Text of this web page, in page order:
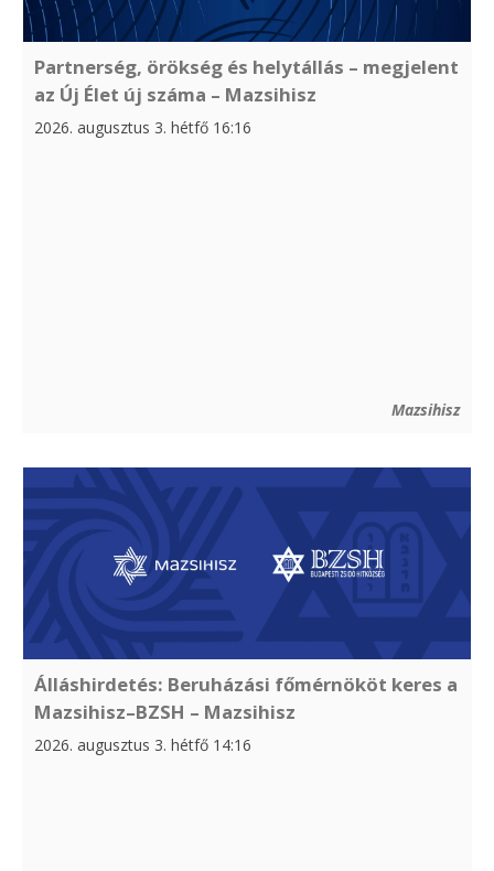
Partnerség, örökség és helytállás – megjelent
az Új Élet új száma – Mazsihisz
2026. augusztus 3. hétfő 16:16
Mazsihisz
Álláshirdetés: Beruházási főmérnököt keres a
Mazsihisz–BZSH – Mazsihisz
2026. augusztus 3. hétfő 14:16